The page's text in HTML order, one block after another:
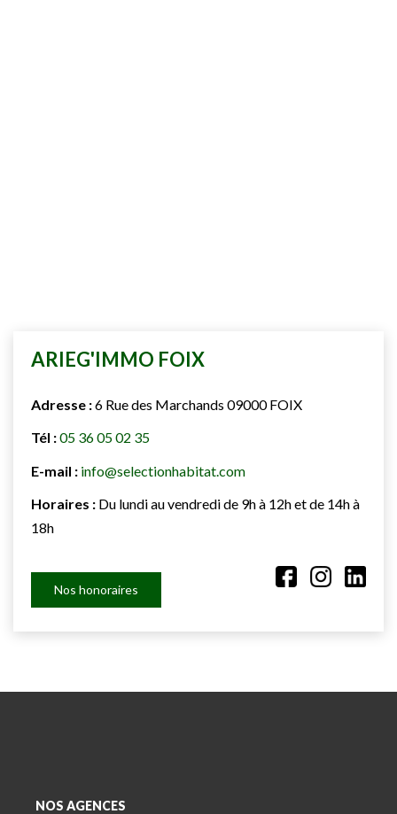
ARIEG'IMMO FOIX
Adresse :6 Rue des Marchands 09000 FOIX
Tél :05 36 05 02 35
E-mail : info@selectionhabitat.com
Horaires : Du lundi au vendredi de 9h à 12h et de 14h à
18h
Nos honoraires
NOS AGENCES